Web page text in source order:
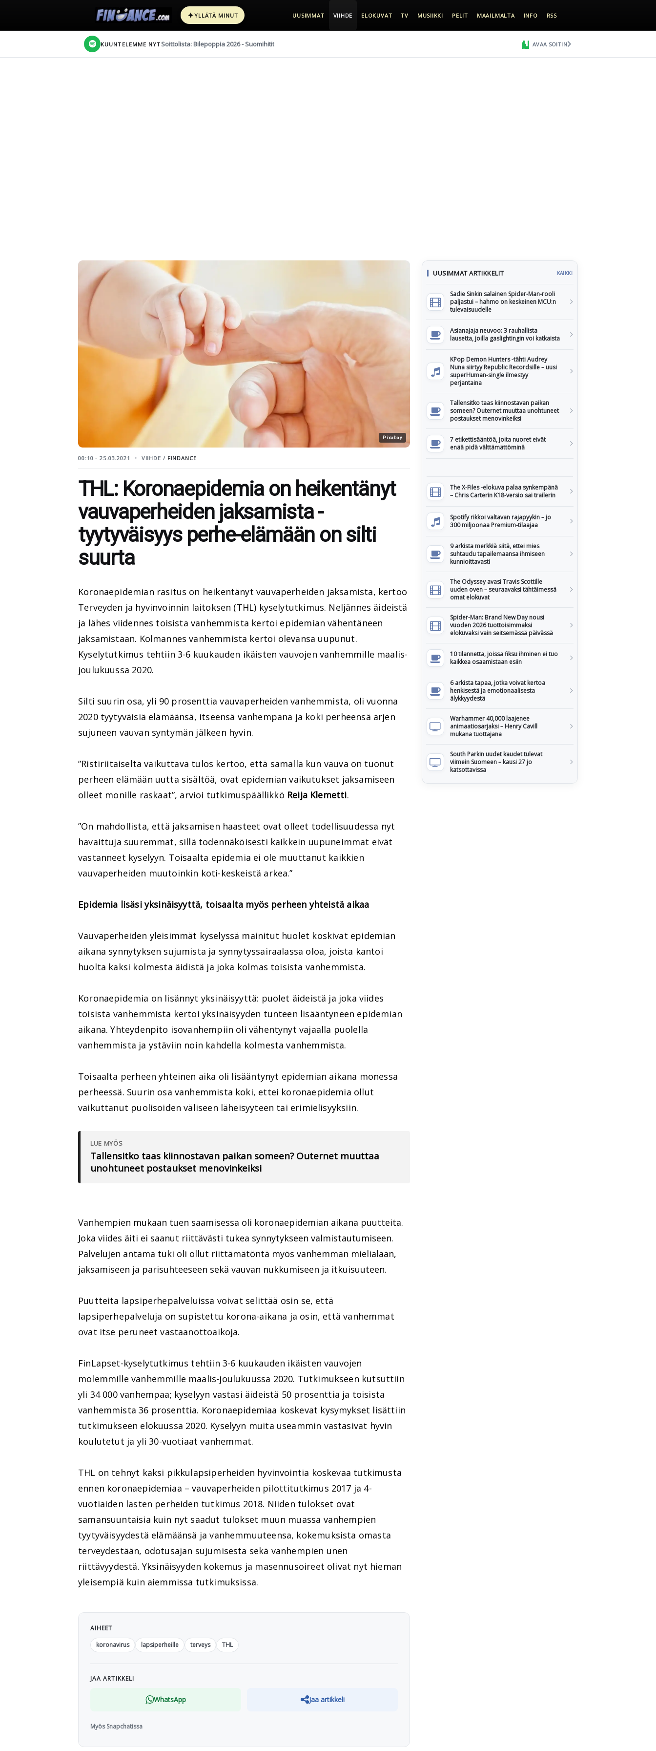
✦YLLÄTÄ MINUT UUSIMMAT VIIHDE ELOKUVAT TV MUSIIKKI PELIT MAAILMALTA INFO RSS
KUUNTELEMME NYT Soittolista: Bilepoppia 2026 - Suomihitit AVAA SOITIN
Pixabay
00:10 - 25.03.2021 VIIHDE / FINDANCE
THL: Koronaepidemia on heikentänyt
vauvaperheiden jaksamista -
tyytyväisyys perhe-elämään on silti
suurta
Koronaepidemian rasitus on heikentänyt vauvaperheiden jaksamista, kertoo
Terveyden ja hyvinvoinnin laitoksen (THL) kyselytutkimus. Neljännes äideistä
ja lähes viidennes toisista vanhemmista kertoi epidemian vähentäneen
jaksamistaan. Kolmannes vanhemmista kertoi olevansa uupunut.
Kyselytutkimus tehtiin 3-6 kuukauden ikäisten vauvojen vanhemmille maalis-
joulukuussa 2020.
Silti suurin osa, yli 90 prosenttia vauvaperheiden vanhemmista, oli vuonna
2020 tyytyväisiä elämäänsä, itseensä vanhempana ja koki perheensä arjen
sujuneen vauvan syntymän jälkeen hyvin.
”Ristiriitaiselta vaikuttava tulos kertoo, että samalla kun vauva on tuonut
perheen elämään uutta sisältöä, ovat epidemian vaikutukset jaksamiseen
olleet monille raskaat”, arvioi tutkimuspäällikkö Reija Klemetti.
”On mahdollista, että jaksamisen haasteet ovat olleet todellisuudessa nyt
havaittuja suuremmat, sillä todennäköisesti kaikkein uupuneimmat eivät
vastanneet kyselyyn. Toisaalta epidemia ei ole muuttanut kaikkien
vauvaperheiden muutoinkin koti-keskeistä arkea.”
Epidemia lisäsi yksinäisyyttä, toisaalta myös perheen yhteistä aikaa
Vauvaperheiden yleisimmät kyselyssä mainitut huolet koskivat epidemian
aikana synnytyksen sujumista ja synnytyssairaalassa oloa, joista kantoi
huolta kaksi kolmesta äidistä ja joka kolmas toisista vanhemmista.
Koronaepidemia on lisännyt yksinäisyyttä: puolet äideistä ja joka viides
toisista vanhemmista kertoi yksinäisyyden tunteen lisääntyneen epidemian
aikana. Yhteydenpito isovanhempiin oli vähentynyt vajaalla puolella
vanhemmista ja ystäviin noin kahdella kolmesta vanhemmista.
Toisaalta perheen yhteinen aika oli lisääntynyt epidemian aikana monessa
perheessä. Suurin osa vanhemmista koki, ettei koronaepidemia ollut
vaikuttanut puolisoiden väliseen läheisyyteen tai erimielisyyksiin.
LUE MYÖS
Tallensitko taas kiinnostavan paikan someen? Outernet muuttaa
unohtuneet postaukset menovinkeiksi
Vanhempien mukaan tuen saamisessa oli koronaepidemian aikana puutteita.
Joka viides äiti ei saanut riittävästi tukea synnytykseen valmistautumiseen.
Palvelujen antama tuki oli ollut riittämätöntä myös vanhemman mielialaan,
jaksamiseen ja parisuhteeseen sekä vauvan nukkumiseen ja itkuisuuteen.
Puutteita lapsiperhepalveluissa voivat selittää osin se, että
lapsiperhepalveluja on supistettu korona-aikana ja osin, että vanhemmat
ovat itse peruneet vastaanottoaikoja.
FinLapset-kyselytutkimus tehtiin 3-6 kuukauden ikäisten vauvojen
molemmille vanhemmille maalis-joulukuussa 2020. Tutkimukseen kutsuttiin
yli 34 000 vanhempaa; kyselyyn vastasi äideistä 50 prosenttia ja toisista
vanhemmista 36 prosenttia. Koronaepidemiaa koskevat kysymykset lisättiin
tutkimukseen elokuussa 2020. Kyselyyn muita useammin vastasivat hyvin
koulutetut ja yli 30-vuotiaat vanhemmat.
THL on tehnyt kaksi pikkulapsiperheiden hyvinvointia koskevaa tutkimusta
ennen koronaepidemiaa – vauvaperheiden pilottitutkimus 2017 ja 4-
vuotiaiden lasten perheiden tutkimus 2018. Niiden tulokset ovat
samansuuntaisia kuin nyt saadut tulokset muun muassa vanhempien
tyytyväisyydestä elämäänsä ja vanhemmuuteensa, kokemuksista omasta
terveydestään, odotusajan sujumisesta sekä vanhempien unen
riittävyydestä. Yksinäisyyden kokemus ja masennusoireet olivat nyt hieman
yleisempiä kuin aiemmissa tutkimuksissa.
AIHEET
koronavirus
lapsiperheille terveys THL
JAA ARTIKKELI
WhatsApp Jaa artikkeli
Myös Snapchatissa
UUSIMMAT ARTIKKELIT KAIKKI
Sadie Sinkin salainen Spider-Man-rooli
paljastui – hahmo on keskeinen MCU:n
tulevaisuudelle
Asianajaja neuvoo: 3 rauhallista
lausetta, joilla gaslightingin voi katkaista
KPop Demon Hunters -tähti Audrey
Nuna siirtyy Republic Recordsille – uusi
superHuman-single ilmestyy
perjantaina
Tallensitko taas kiinnostavan paikan
someen? Outernet muuttaa unohtuneet
postaukset menovinkeiksi
7 etikettisääntöä, joita nuoret eivät
enää pidä välttämättöminä
The X-Files -elokuva palaa synkempänä
– Chris Carterin K18-versio sai trailerin
Spotify rikkoi valtavan rajapyykin – jo
300 miljoonaa Premium-tilaajaa
9 arkista merkkiä siitä, ettei mies
suhtaudu tapailemaansa ihmiseen
kunnioittavasti
The Odyssey avasi Travis Scottille
uuden oven – seuraavaksi tähtäimessä
omat elokuvat
Spider-Man: Brand New Day nousi
vuoden 2026 tuottoisimmaksi
elokuvaksi vain seitsemässä päivässä
10 tilannetta, joissa fiksu ihminen ei tuo
kaikkea osaamistaan esiin
6 arkista tapaa, jotka voivat kertoa
henkisestä ja emotionaalisesta
älykkyydestä
Warhammer 40,000 laajenee
animaatiosarjaksi – Henry Cavill
mukana tuottajana
South Parkin uudet kaudet tulevat
viimein Suomeen – kausi 27 jo
katsottavissa